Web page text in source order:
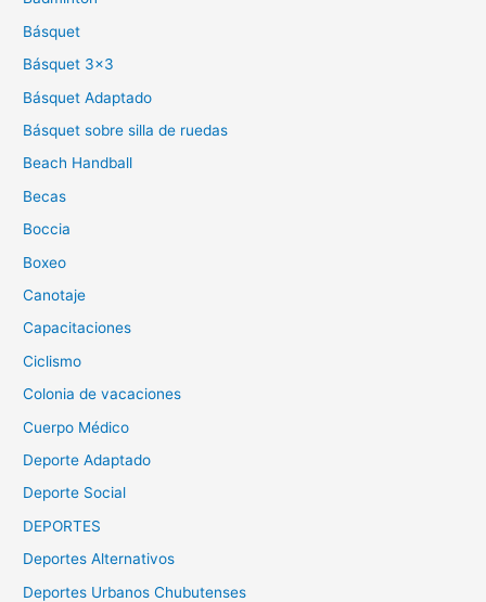
Básquet
Básquet 3×3
Básquet Adaptado
Básquet sobre silla de ruedas
Beach Handball
Becas
Boccia
Boxeo
Canotaje
Capacitaciones
Ciclismo
Colonia de vacaciones
Cuerpo Médico
Deporte Adaptado
Deporte Social
DEPORTES
Deportes Alternativos
Deportes Urbanos Chubutenses